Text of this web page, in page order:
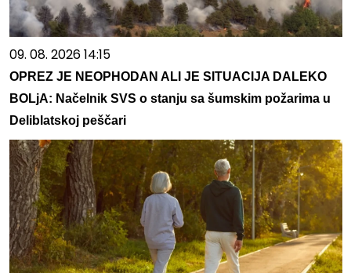
09. 08. 2026 14:15
OPREZ JE NEOPHODAN ALI JE SITUACIJA DALEKO
BOLjA: Načelnik SVS o stanju sa šumskim požarima u
Deliblatskoj peščari